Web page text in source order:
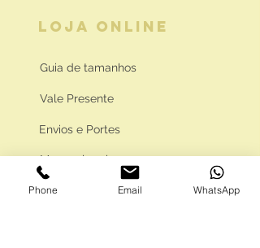
LOJA ONLINE
Guia de tamanhos
Vale Presente
Envios e Portes
Marcas legais
Programa Fidelidade
Phone Email WhatsApp